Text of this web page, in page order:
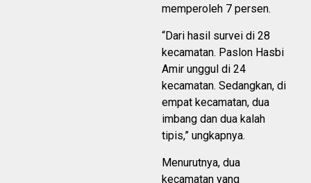
memperoleh 7 persen.
“Dari hasil survei di 28
kecamatan. Paslon Hasbi
Amir unggul di 24
kecamatan. Sedangkan, di
empat kecamatan, dua
imbang dan dua kalah
tipis,” ungkapnya.
Menurutnya, dua
kecamatan yang